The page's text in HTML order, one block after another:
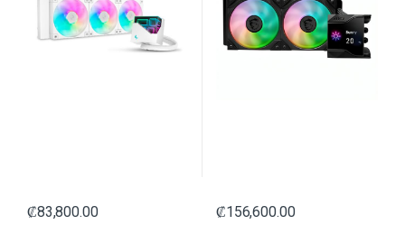
₡83,800.00 ₡156,600.00